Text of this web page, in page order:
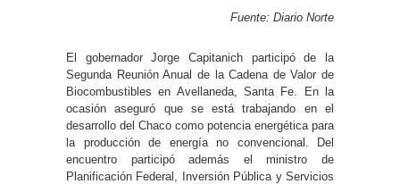
Fuente: Diario Norte
El gobernador Jorge Capitanich participó de la
Segunda Reunión Anual de la Cadena de Valor de
Biocombustibles en Avellaneda, Santa Fe. En la
ocasión aseguró que se está trabajando en el
desarrollo del Chaco como potencia energética para
la producción de energía no convencional. Del
encuentro participó además el ministro de
Planificación Federal, Inversión Pública y Servicios